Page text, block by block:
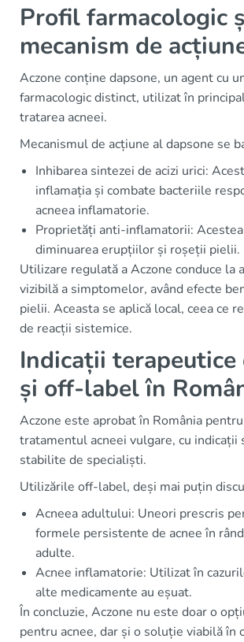
Profil farmacologic
mecanism de
Aczone conține dapsone, un agent cu
farmacologic distinct, utilizat în
tratarea acneei.
Mecanismul de acțiune al dapsone se
Inhibarea sintezei de acizi urici:
inflamația și combate bacteriile
acneea inflamatorie.
Proprietăți anti-inflamatorii:
diminuarea erupțiilor și roșeții pielii.
Utilizare regulată a Aczone conduce la
vizibilă a simptomelor, având efecte
pielii. Aceasta se aplică local, ceea ce
de reacții sistemice.
Indicații terapeutice
și off-label în
Aczone este aprobat în România
tratamentul acneei vulgare, cu indicații
stabilite de specialiști.
Utilizările off-label, deși mai puțin
Acneea adultului: Uneori prescris
formele persistente de acnee în
adulte.
Acnee inflamatorie: Utilizat în
alte medicamente au eșuat.
În concluzie, Aczone nu este doar o
pentru acnee, dar și o soluție viabilă în